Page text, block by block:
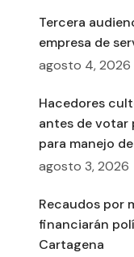
Tercera
empresa de
agosto 4, 2026
Hacedores
antes de votar
para manejo
agosto 3, 2026
Recaudos por
financiarán
Cartagena